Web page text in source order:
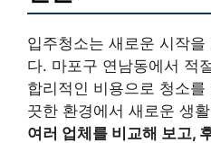
입주청소는 새로운 시작
다. 마포구 연남동에서 적
합리적인 비용으로 청소
끗한 환경에서 새로운 생
여러 업체를 비교해 보고,